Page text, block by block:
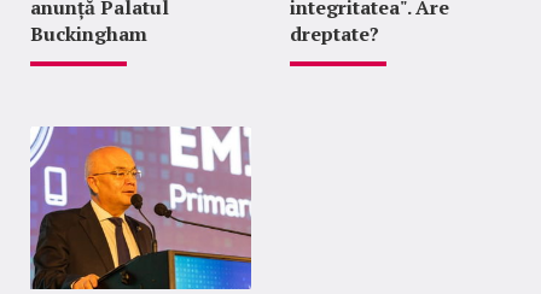
anunță Palatul
Buckingham
integritatea". Are
dreptate?